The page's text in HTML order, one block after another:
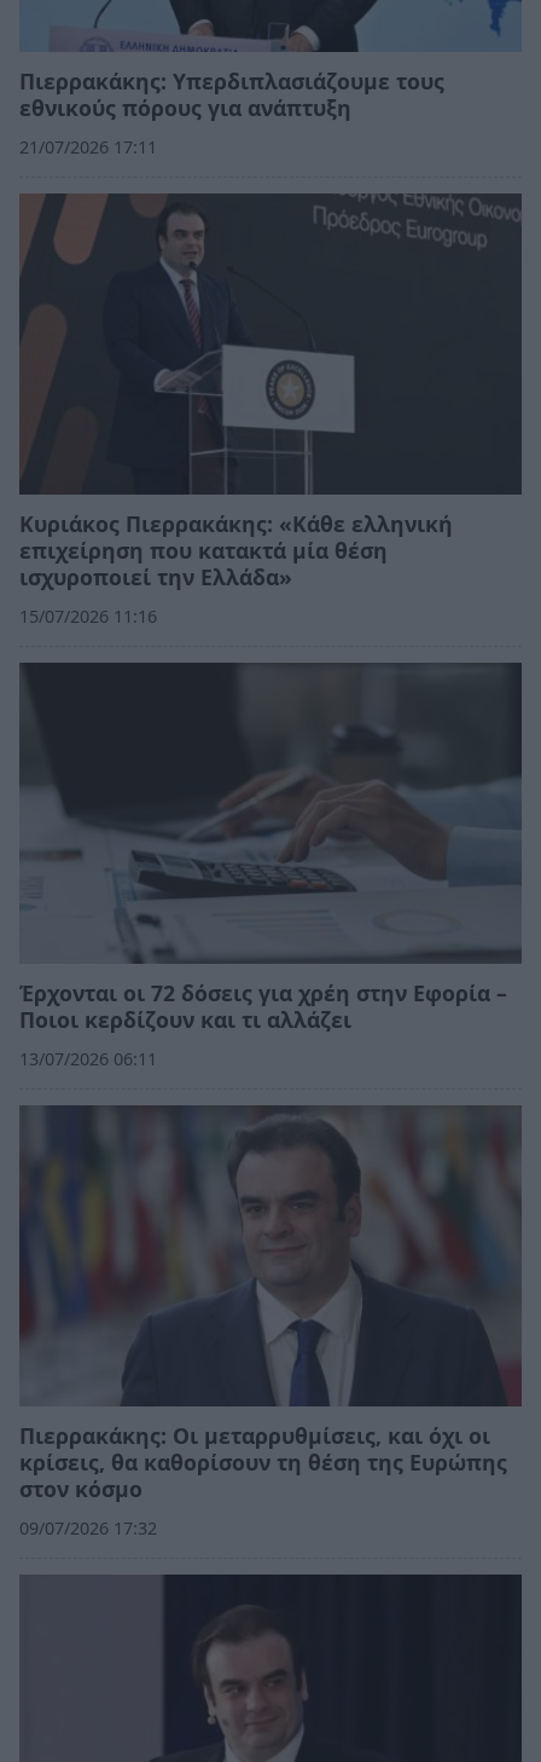
Πιερρακάκης: Υπερδιπλασιάζουμε τους
εθνικούς πόρους για ανάπτυξη
21/07/2026 17:11
Κυριάκος Πιερρακάκης: «Κάθε ελληνική
επιχείρηση που κατακτά μία θέση
ισχυροποιεί την Ελλάδα»
15/07/2026 11:16
Έρχονται οι 72 δόσεις για χρέη στην Εφορία –
Ποιοι κερδίζουν και τι αλλάζει
13/07/2026 06:11
Πιερρακάκης: Οι μεταρρυθμίσεις, και όχι οι
κρίσεις, θα καθορίσουν τη θέση της Ευρώπης
στον κόσμο
09/07/2026 17:32